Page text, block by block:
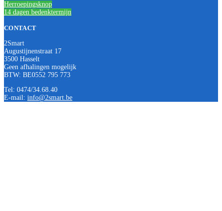
Herroepingsknop
14 dagen bedenktermijn
CONTACT
2Smart
Augustijnenstraat 17
3500 Hasselt
Geen afhalingen mogelijk
BTW: BE0552 795 773
Tel: 0474/34.68.40
E-mail: info@2smart.be